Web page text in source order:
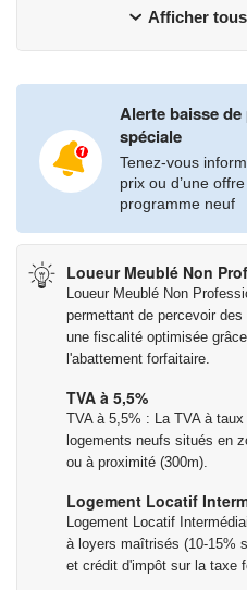
Afficher
Alerte baisse
spéciale
Tenez-vous
prix ou d’une
programme neuf
Loueur Meublé Non
Loueur Meublé Non
permettant de percevoir
une fiscalité optimisée
l'abattement forfaitaire.
TVA à 5,5%
TVA à 5,5% : La TVA à
logements neufs situés en
ou à proximité (300m).
Logement Locatif
Logement Locatif
à loyers maîtrisés (10-15%
et crédit d'impôt sur la taxe